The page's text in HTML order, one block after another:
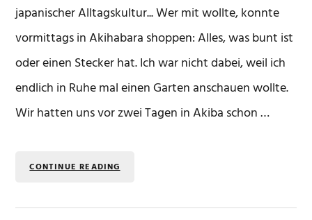
japanischer Alltagskultur... Wer mit wollte, konnte
vormittags in Akihabara shoppen: Alles, was bunt ist
oder einen Stecker hat. Ich war nicht dabei, weil ich
endlich in Ruhe mal einen Garten anschauen wollte.
Wir hatten uns vor zwei Tagen in Akiba schon …
CONTINUE READING